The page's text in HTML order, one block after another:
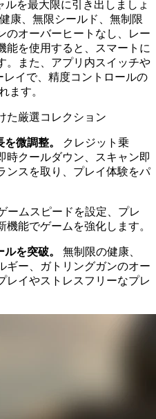
ルを最大限に引き出しましょ
康、無限シールド、無制限
のオーバーヒートなし、レー
能を使用すると、スマートに
。また、アプリ内スイッチや
イで、精度コントロールの
ます。
た厳選コレクション
微調整。
クレジット乗
時クールダウン、スキャン即
ンスを取り、プレイ体験をパ
ームスピードを設定、プレ
能でゲームを強化します。
を突破。
無制限の健康、
ギー、ガトリングガンのオー
レイやストレスフリーなプレ